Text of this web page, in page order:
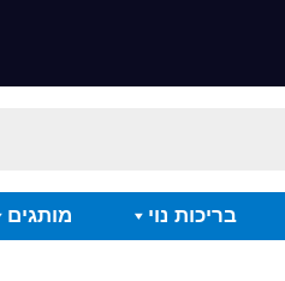
בריכות נוי מותגים